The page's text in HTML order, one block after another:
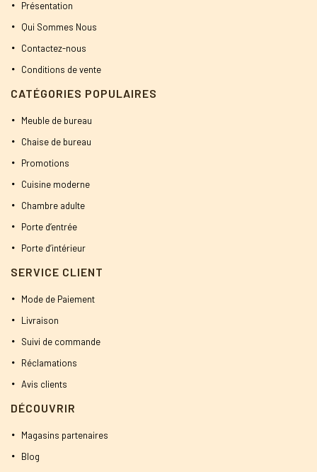
Présentation
Qui Sommes Nous
Contactez-nous
Conditions de vente
CATÉGORIES POPULAIRES
Meuble de bureau
Chaise de bureau
Promotions
Cuisine moderne
Chambre adulte
Porte d’entrée
Porte d’intérieur
SERVICE CLIENT
Mode de Paiement
Livraison
Suivi de commande
Réclamations
Avis clients
DÉCOUVRIR
Magasins partenaires
Blog